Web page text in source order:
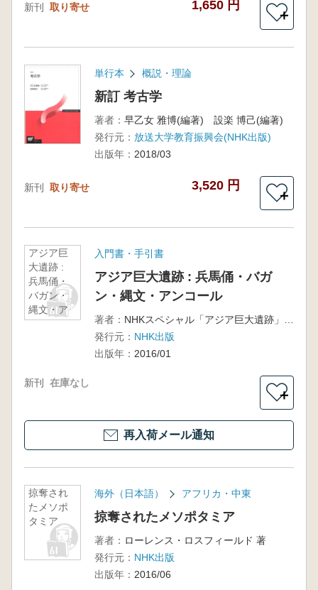
新刊 取り寄せ 1,650 円
＋
単行本 概説・理論
新訂 考古学
著者： 早乙女 雅博(編著) 設楽 博己(編著)
発行元： 放送大学教育振興会(NHK出版)
出版年： 2018/03
新刊 取り寄せ 3,520 円
＋
アジア巨
大遺跡 :
兵馬俑・
バガン・
縄文・ア
ンコール
入門書・手引書
アジア巨大遺跡 : 兵馬俑・バガ
ン・縄文・アンコール
著者：
発行元： NHK出版
出版年： 2016/01
新刊 在庫なし
＋
再入荷メール通知
掠奪され
たメソポ
タミア
海外（日本語） アフリカ・中東
掠奪されたメソポタミア
著者： ローレンス・ロスフィールド 著
発行元： NHK出版
出版年： 2016/06